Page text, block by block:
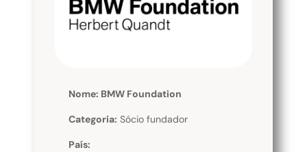
Nome: BMW Foundation
Categoria: Sócio fundador
País: